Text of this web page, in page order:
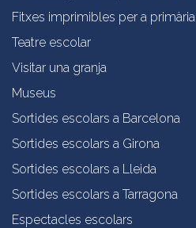
Fitxes imprimibles per a primària
Teatre escolar
Visitar una granja
Museus
Sortides escolars a Barcelona
Sortides escolars a Girona
Sortides escolars a Lleida
Sortides escolars a Tarragona
Espectacles escolars